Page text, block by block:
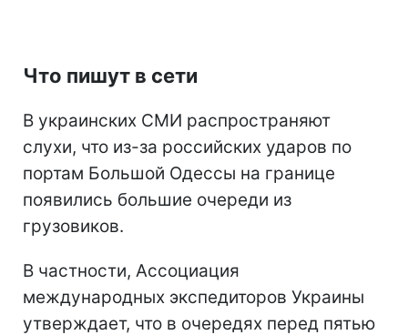
Что пишут в сети
В украинских СМИ распространяют
слухи, что из-за российских ударов по
портам Большой Одессы на границе
появились большие очереди из
грузовиков.
В частности, Ассоциация
международных экспедиторов Украины
утверждает, что в очередях перед пятью